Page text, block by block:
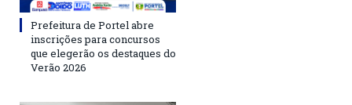
Prefeitura de Portel abre
inscrições para concursos
que elegerão os destaques do
Verão 2026